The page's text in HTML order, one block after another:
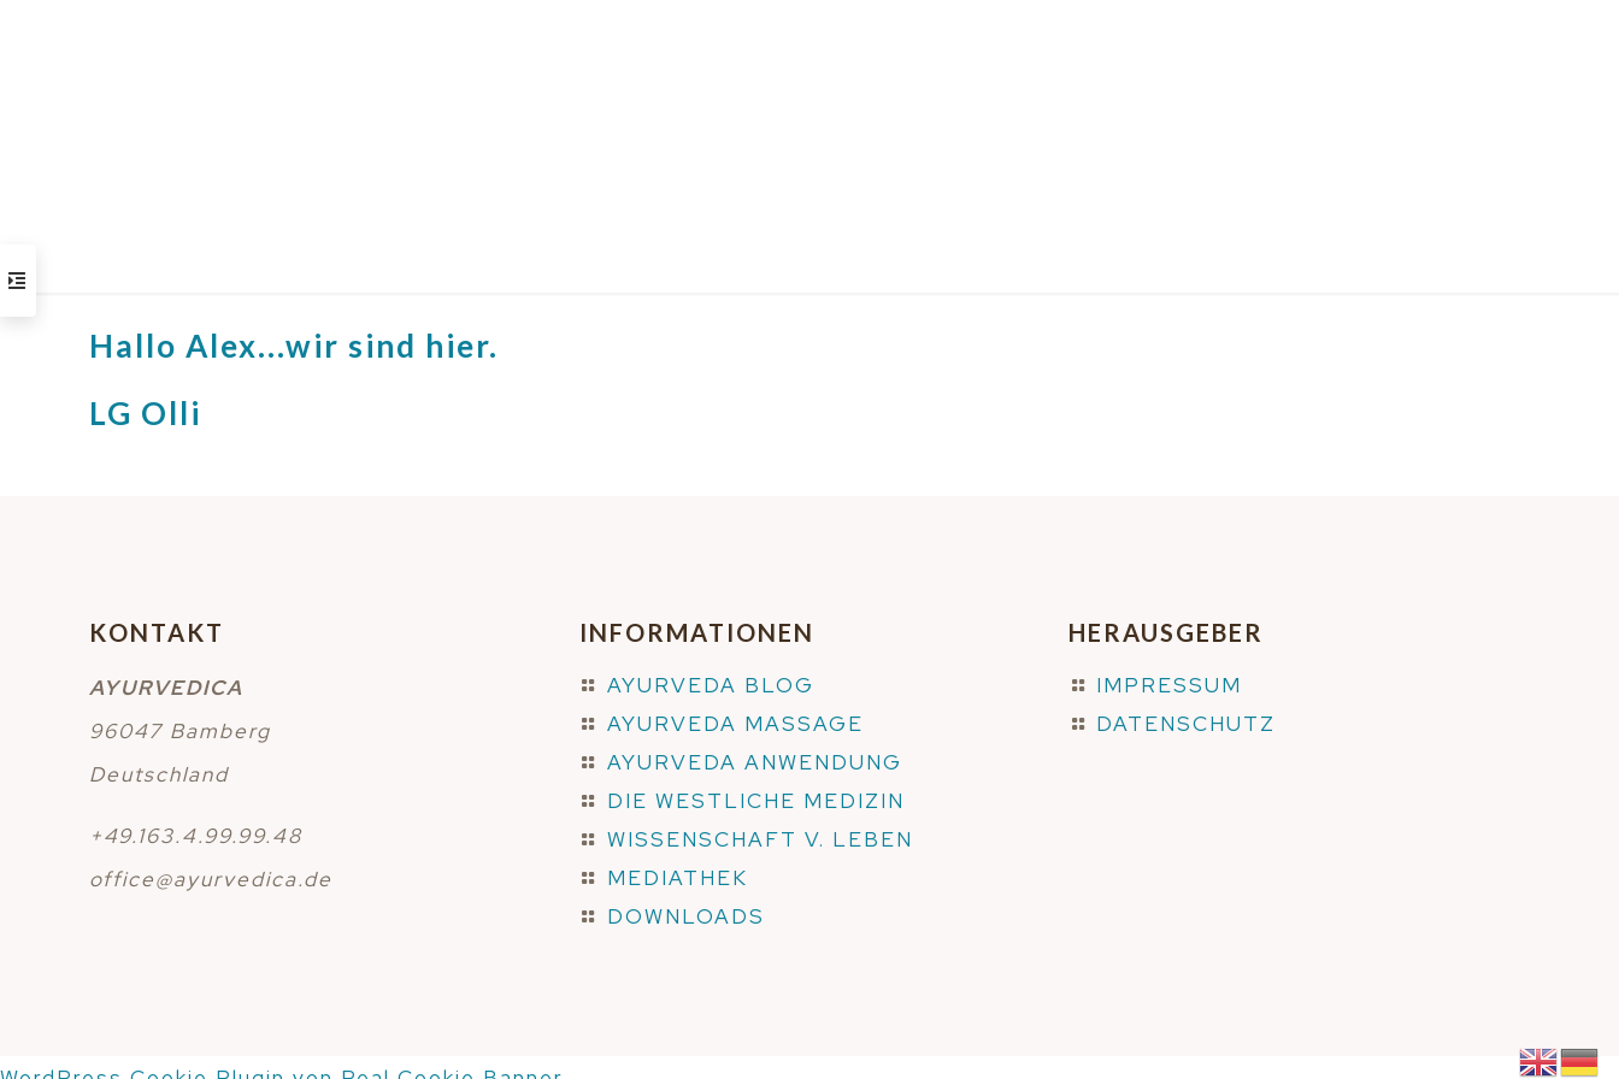
Hallo Alex...wir sind hier.
LG Olli
KONTAKT
AYURVEDICA
96047 Bamberg
Deutschland
+49.163.4.99.99.48
office@ayurvedica.de
INFORMATIONEN
AYURVEDA BLOG
AYURVEDA MASSAGE
AYURVEDA ANWENDUNG
DIE WESTLICHE MEDIZIN
WISSENSCHAFT V. LEBEN
MEDIATHEK
DOWNLOADS
HERAUSGEBER
IMPRESSUM
DATENSCHUTZ